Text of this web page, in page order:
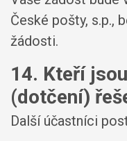
České pošty, s.p.,
žádosti.
14. Kteří
(dotčení)
Další účastníci